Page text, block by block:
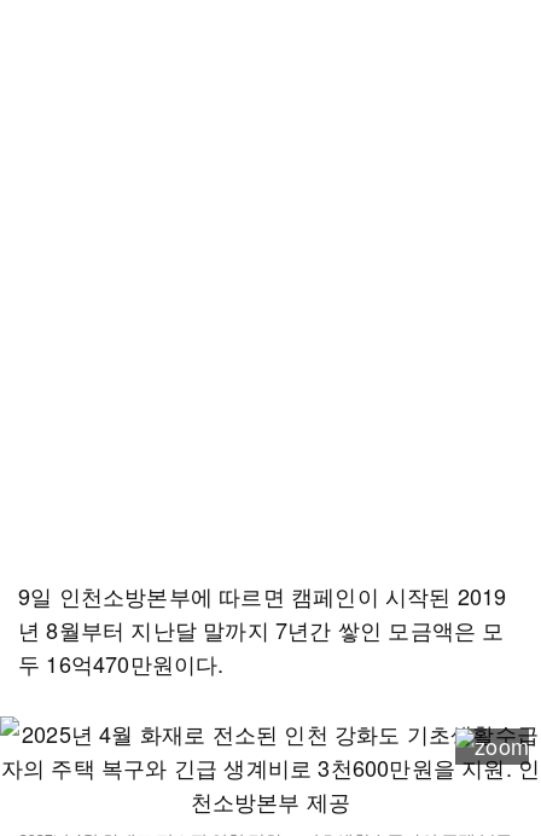
9일 인천소방본부에 따르면 캠페인이 시작된 2019
년 8월부터 지난달 말까지 7년간 쌓인 모금액은 모
두 16억470만원이다.